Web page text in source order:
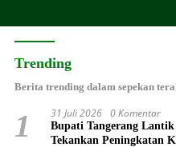
Trending
Berita trending dalam sepekan
1 31 Juli 2026 0 Komentar
Bupati Tangerang
Tekankan Peningkatan